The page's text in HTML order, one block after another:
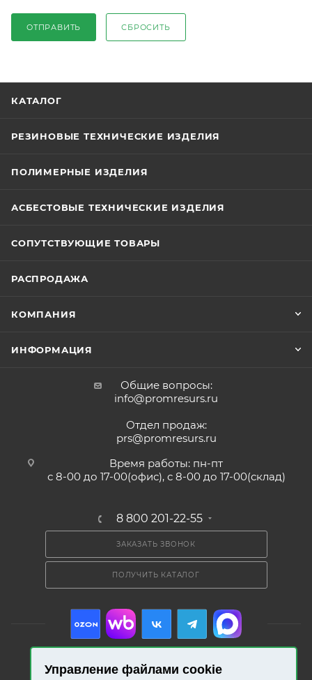
Управление файлами cookie
ОТПРАВИТЬ СБРОСИТЬ
КАТАЛОГ
РЕЗИНОВЫЕ ТЕХНИЧЕСКИЕ ИЗДЕЛИЯ
ПОЛИМЕРНЫЕ ИЗДЕЛИЯ
АСБЕСТОВЫЕ ТЕХНИЧЕСКИЕ ИЗДЕЛИЯ
СОПУТСТВУЮЩИЕ ТОВАРЫ
РАСПРОДАЖА
КОМПАНИЯ
ИНФОРМАЦИЯ
Общие вопросы:
info@promresurs.ru
Отдел продаж:
prs@promresurs.ru
Время работы: пн-пт
с 8-00 до 17-00(офис), с 8-00 до 17-00(склад)
8 800 201-22-55
ЗАКАЗАТЬ ЗВОНОК
ПОЛУЧИТЬ КАТАЛОГ